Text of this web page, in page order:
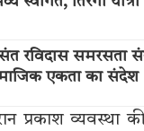
संत रविदास
एकता का संदेश
प्रकाश व्यवस्था